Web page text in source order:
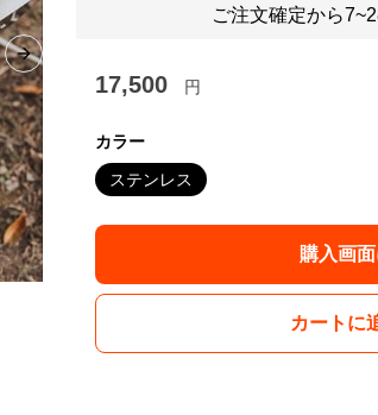
Next slide
ご注文確定から
17,500 円
カラー
ステンレス
購入画
カートに